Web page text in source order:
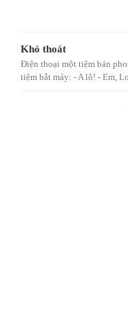
Khó thoát
Điện thoại một tiệm bán
tiệm bắt máy: - A lô! - Em,